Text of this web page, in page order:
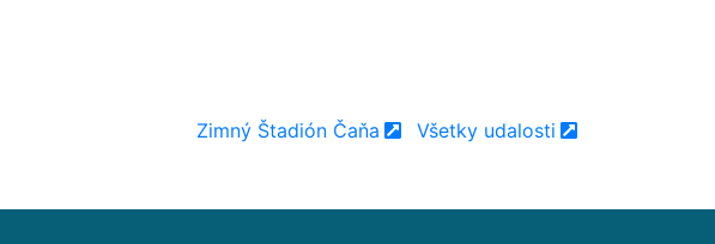
Zimný Štadión Čaňa Všetky udalosti